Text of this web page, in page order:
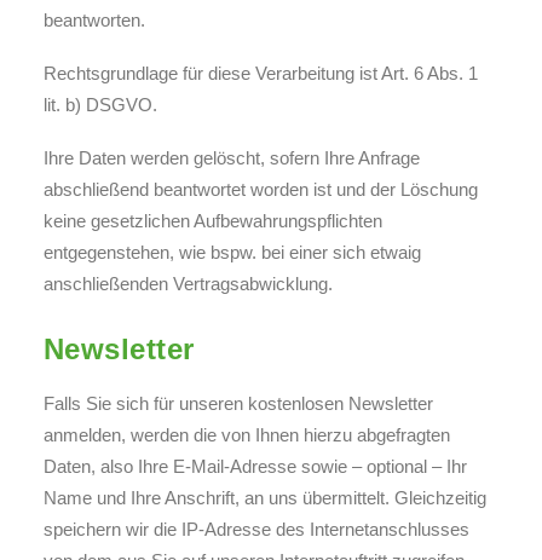
beantworten.
Rechtsgrundlage für diese Verarbeitung ist Art. 6 Abs. 1
lit. b) DSGVO.
Ihre Daten werden gelöscht, sofern Ihre Anfrage
abschließend beantwortet worden ist und der Löschung
keine gesetzlichen Aufbewahrungspflichten
entgegenstehen, wie bspw. bei einer sich etwaig
anschließenden Vertragsabwicklung.
Newsletter
Falls Sie sich für unseren kostenlosen Newsletter
anmelden, werden die von Ihnen hierzu abgefragten
Daten, also Ihre E-Mail-Adresse sowie – optional – Ihr
Name und Ihre Anschrift, an uns übermittelt. Gleichzeitig
speichern wir die IP-Adresse des Internetanschlusses